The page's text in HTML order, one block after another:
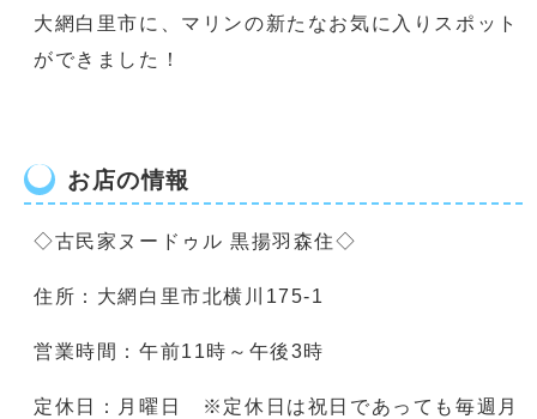
大網白里市に、マリンの新たなお気に入りスポット
ができました！
お店の情報
◇古民家ヌードゥル 黒揚羽森住◇
住所：大網白里市北横川175-1
営業時間：午前11時～午後3時
定休日：月曜日 ※定休日は祝日であっても毎週月